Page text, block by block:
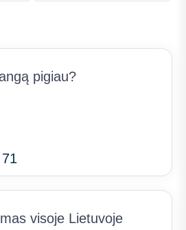
pigiau?
visoje Lietuvoje